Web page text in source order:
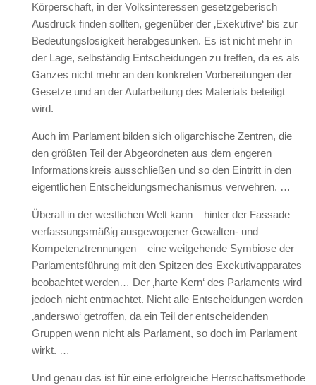
Körperschaft, in der Volksinteressen gesetzgeberisch
Ausdruck finden sollten, gegenüber der ‚Exekutive‘ bis zur
Bedeutungslosigkeit herabgesunken. Es ist nicht mehr in
der Lage, selbständig Entscheidungen zu treffen, da es als
Ganzes nicht mehr an den konkreten Vorbereitungen der
Gesetze und an der Aufarbeitung des Materials beteiligt
wird.
Auch im Parlament bilden sich oligarchische Zentren, die
den größten Teil der Abgeordneten aus dem engeren
Informationskreis ausschließen und so den Eintritt in den
eigentlichen Entscheidungsmechanismus verwehren. …
Überall in der westlichen Welt kann – hinter der Fassade
verfassungsmäßig ausgewogener Gewalten- und
Kompetenztrennungen – eine weitgehende Symbiose der
Parlamentsführung mit den Spitzen des Exekutivapparates
beobachtet werden… Der ‚harte Kern‘ des Parlaments wird
jedoch nicht entmachtet. Nicht alle Entscheidungen werden
‚anderswo‘ getroffen, da ein Teil der entscheidenden
Gruppen wenn nicht als Parlament, so doch im Parlament
wirkt. …
Und genau das ist für eine erfolgreiche Herrschaftsmethode